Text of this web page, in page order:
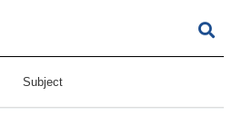
Subject